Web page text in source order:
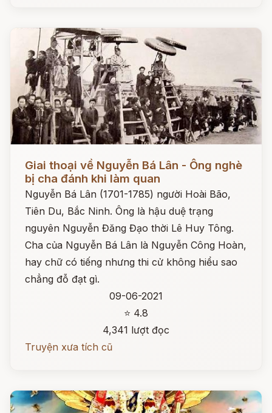
Giai thoại về Nguyễn Bá Lân - Ông nghè
bị cha đánh khi làm quan
Nguyễn Bá Lân (1701-1785) người Hoài Bão,
Tiên Du, Bắc Ninh. Ông là hậu duệ trạng
nguyên Nguyễn Đăng Đạo thời Lê Huy Tông.
Cha của Nguyễn Bá Lân là Nguyễn Công Hoàn,
hay chữ có tiếng nhưng thi cử không hiểu sao
chẳng đỗ đạt gì.
09-06-2021
⭐ 4.8
4,341 lượt đọc
Truyện xưa tích cũ